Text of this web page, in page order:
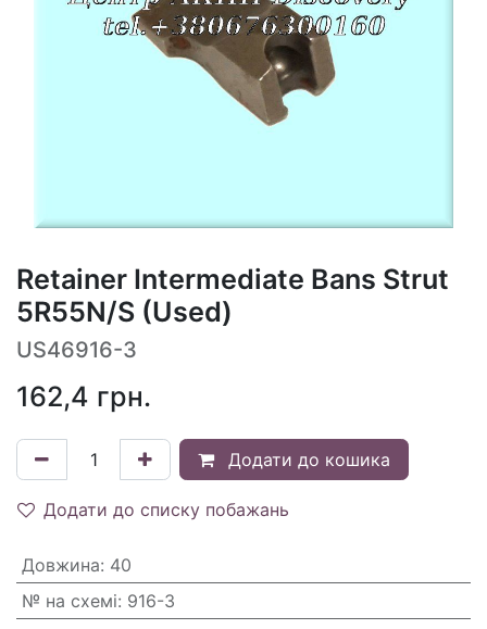
Retainer Intermediate Bans Strut
5R55N/S (Used)
US46916-3
162,4 грн.
Додати до кошика
Додати до списку побажань
Довжина: 40
№ на схемі: 916-3